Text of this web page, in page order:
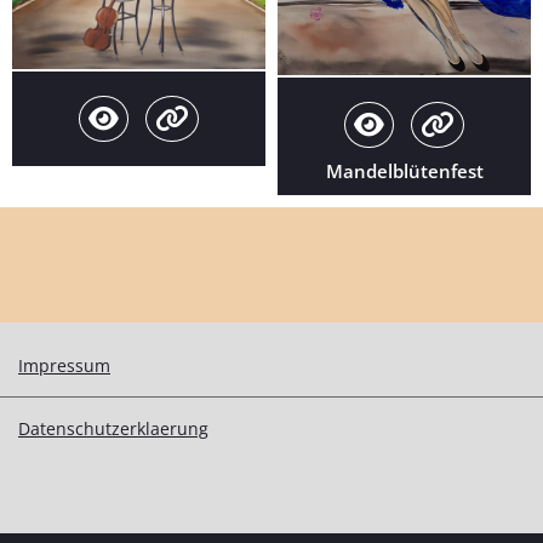
Mandelblütenfest
Impressum
Datenschutzerklaerung